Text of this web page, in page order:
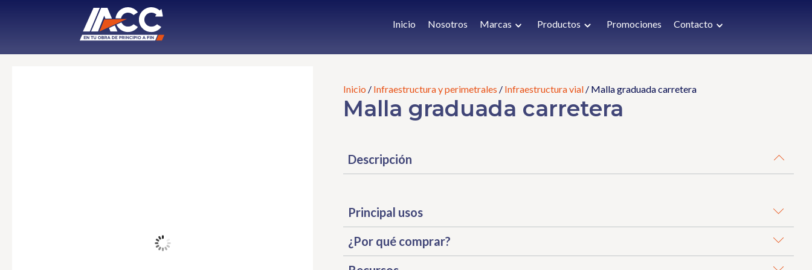
Inicio Nosotros Marcas Productos Promociones Contacto
Inicio / Infraestructura y perimetrales / Infraestructura vial/ Malla graduada carretera
Malla graduada carretera
Descripción
Principal usos
¿Por qué comprar?
• La graduación impide el paso de animales y personas.